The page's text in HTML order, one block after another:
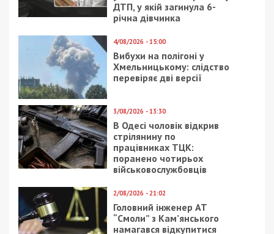
ДТП, у якій загинула 6-
річна дівчинка
4/08/2026 - 15:00
Вибухи на полігоні у
Хмельницькому: слідство
перевіряє дві версії
3/08/2026 - 13:30
В Одесі чоловік відкрив
стрілянину по
працівниках ТЦК:
поранено чотирьох
військовослужбовців
2/08/2026 - 21:02
Головний інженер АТ
“Смоли” з Кам’янського
намагався відкупитися